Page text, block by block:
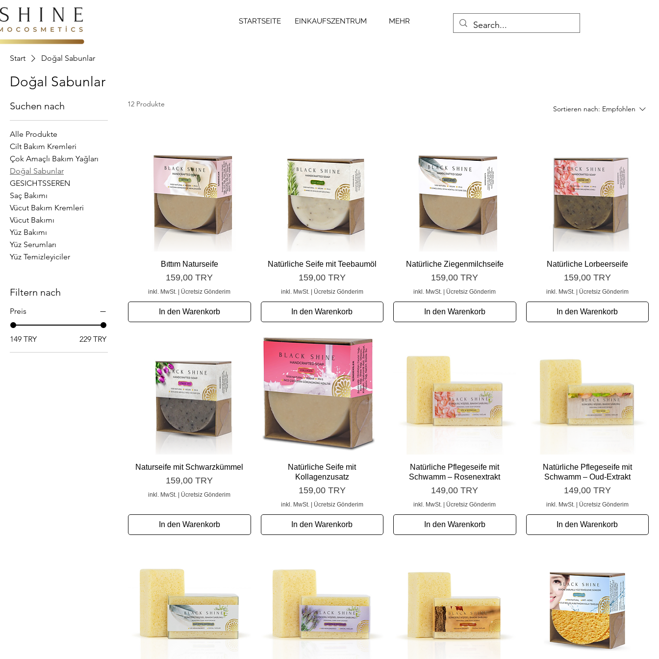
STARTSEITE EINKAUFSZENTRUM MEHR
Start Doğal Sabunlar
Doğal Sabunlar
Suchen nach
Alle Produkte
Cilt Bakım Kremleri
Çok Amaçlı Bakım Yağları
Doğal Sabunlar
GESICHTSSEREN
Saç Bakımı
Vücut Bakım Kremleri
Vücut Bakımı
Yüz Bakımı
Yüz Serumları
Yüz Temizleyiciler
Filtern nach
Preis
149 TRY 229 TRY
12 Produkte
Sortieren nach: Empfohlen
Schnellansicht
Bıttım Naturseife
Preis
159,00 TRY
inkl. MwSt. | Ücretsiz Gönderim
In den Warenkorb
Schnellansicht
Natürliche Seife mit Teebaumöl
Preis
159,00 TRY
inkl. MwSt. | Ücretsiz Gönderim
In den Warenkorb
Schnellansicht
Natürliche Ziegenmilchseife
Preis
159,00 TRY
inkl. MwSt. | Ücretsiz Gönderim
In den Warenkorb
Schnellansicht
Natürliche Lorbeerseife
Preis
159,00 TRY
inkl. MwSt. | Ücretsiz Gönderim
In den Warenkorb
Schnellansicht
Naturseife mit Schwarzkümmel
Preis
159,00 TRY
inkl. MwSt. Ücretsiz Gönderim
In den Warenkorb
Schnellansicht
Natürliche Seife mit
Kollagenzusatz
Preis
159,00 TRY
inkl. MwSt.| Ücretsiz Gönderim
In den Warenkorb
Schnellansicht
Natürliche Pflegeseife mit
Schwamm – Rosenextrakt
Preis
149,00 TRY
inkl. MwSt. Ücretsiz Gönderim
In den Warenkorb
Schnellansicht
Natürliche Pflegeseife mit
Schwamm – Oud-Extrakt
Preis
149,00 TRY
inkl. MwSt.| Ücretsiz Gönderim
In den Warenkorb